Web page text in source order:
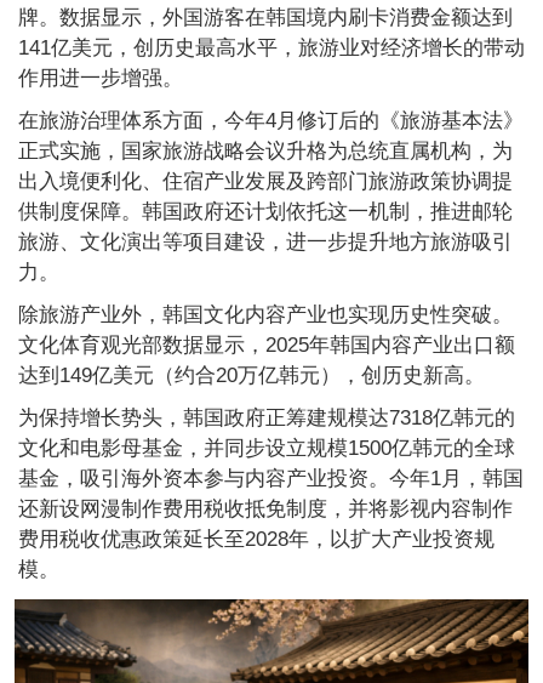
牌。数据显示，外国游客在韩国境内刷卡消费金额达到
141亿美元，创历史最高水平，旅游业对经济增长的带动
作用进一步增强。
在旅游治理体系方面，今年4月修订后的《旅游基本法》
正式实施，国家旅游战略会议升格为总统直属机构，为
出入境便利化、住宿产业发展及跨部门旅游政策协调提
供制度保障。韩国政府还计划依托这一机制，推进邮轮
旅游、文化演出等项目建设，进一步提升地方旅游吸引
力。
除旅游产业外，韩国文化内容产业也实现历史性突破。
文化体育观光部数据显示，2025年韩国内容产业出口额
达到149亿美元（约合20万亿韩元），创历史新高。
为保持增长势头，韩国政府正筹建规模达7318亿韩元的
文化和电影母基金，并同步设立规模1500亿韩元的全球
基金，吸引海外资本参与内容产业投资。今年1月，韩国
还新设网漫制作费用税收抵免制度，并将影视内容制作
费用税收优惠政策延长至2028年，以扩大产业投资规
模。